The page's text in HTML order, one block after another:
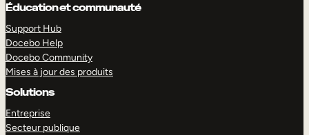
Éducation et communauté
Support Hub
Docebo Help
Docebo Community
Mises à jour des produits
Solutions
Entreprise
Secteur publique